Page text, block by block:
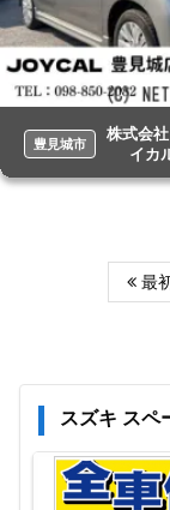
豊見城市
株式会
イカ
最
スズキ スペ